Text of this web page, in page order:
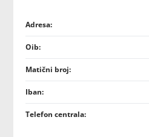
Adresa:
Oib:
Matični broj:
Iban:
Telefon centrala: